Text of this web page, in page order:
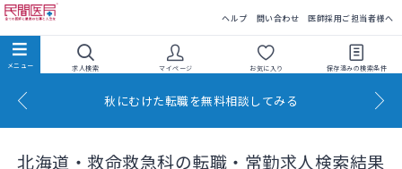
ヘルプ 問い合わせ 医師採用ご担当者様へ
求人検索 マイページ お気に入り 保存済みの検索条件
秋にむけた転職を無料相談してみる
北海道・救命救急科の転職・常勤求人検索結果